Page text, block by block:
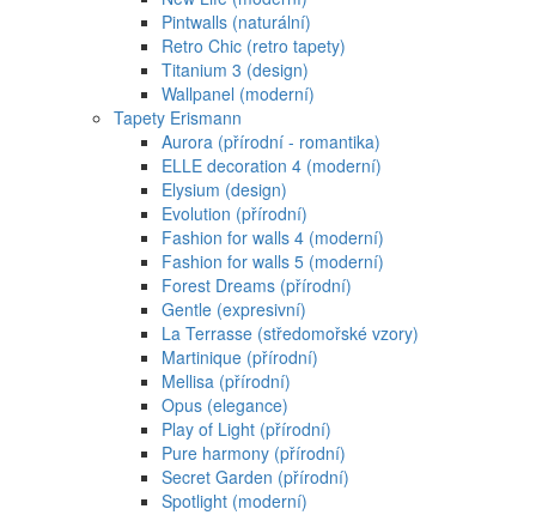
Pintwalls (naturální)
Retro Chic (retro tapety)
Titanium 3 (design)
Wallpanel (moderní)
Tapety Erismann
Aurora (přírodní - romantika)
ELLE decoration 4 (moderní)
Elysium (design)
Evolution (přírodní)
Fashion for walls 4 (moderní)
Fashion for walls 5 (moderní)
Forest Dreams (přírodní)
Gentle (expresivní)
La Terrasse (středomořské vzory)
Martinique (přírodní)
Mellisa (přírodní)
Opus (elegance)
Play of Light (přírodní)
Pure harmony (přírodní)
Secret Garden (přírodní)
Spotlight (moderní)